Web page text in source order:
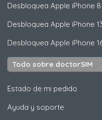
Desbloquea Apple iPhone
Desbloquea Apple iPhone
Desbloquea Apple iPhone
Todo sobre doctorSIM
Estado de mi pedido
Ayuda y soporte